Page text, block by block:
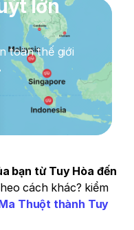
lớn
toàn thế giới
bạn từ Tuy Hòa đến
cách khác? kiểm
Thuột thành Tuy